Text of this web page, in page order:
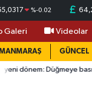
%-0.02
Galeri Videolar
GÜNCEL
basıldı, 3